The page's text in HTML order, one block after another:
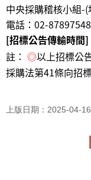
中央採購稽核小組-
電話：02-
[招標公告傳輸時間]
註： ◎以上招標公
採購法第41條向招
上版日期：2025-04-16